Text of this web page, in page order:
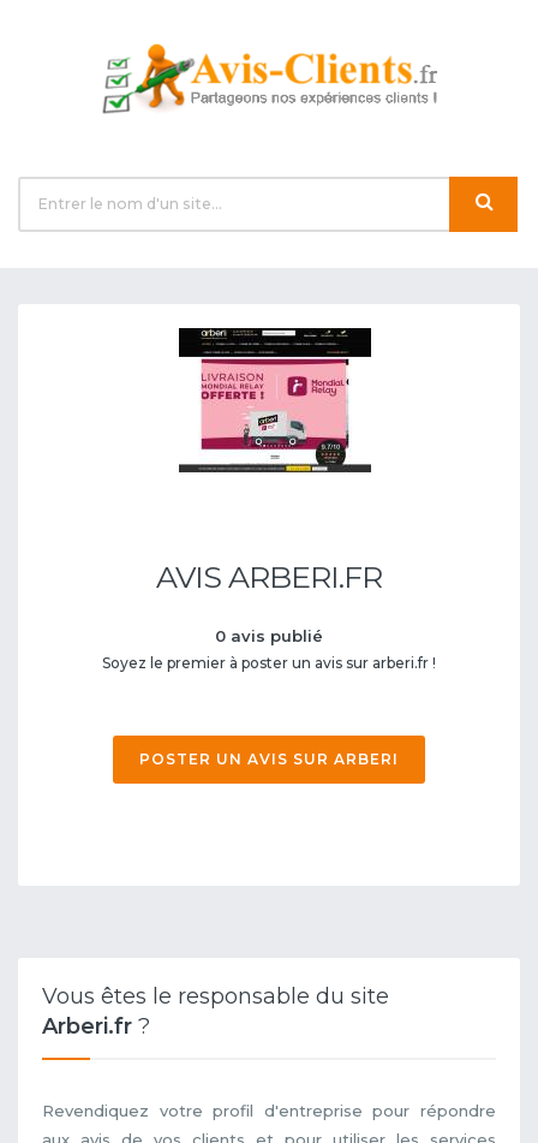
AVIS ARBERI.FR
0 avis publié
Soyez le premier à poster un avis sur arberi.fr !
POSTER UN AVIS SUR ARBERI
Vous êtes le responsable du site
Arberi.fr ?
Revendiquez votre profil d'entreprise pour répondre